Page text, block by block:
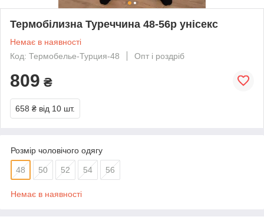
Термобілизна Туреччина 48-56р унісекс
Немає в наявності
Код: Термобелье-Турция-48
Опт і роздріб
809 ₴
658 ₴ від 10 шт.
Розмір чоловічого одягу
48 50 52 54 56
Немає в наявності